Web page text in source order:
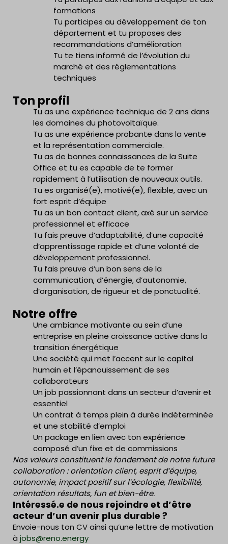
formations
Tu participes au développement de ton
département et tu proposes des
recommandations d’amélioration
Tu te tiens informé de l’évolution du
marché et des réglementations
techniques
Ton profil
Tu as une expérience technique de 2 ans dans
les domaines du photovoltaïque.
Tu as une expérience probante dans la vente
et la représentation commerciale.
Tu as de bonnes connaissances de la Suite
Office et tu es capable de te former
rapidement à l’utilisation de nouveaux outils.
Tu es organisé(e), motivé(e), flexible, avec un
fort esprit d’équipe
Tu as un bon contact client, axé sur un service
professionnel et efficace
Tu fais preuve d’adaptabilité, d’une capacité
d’apprentissage rapide et d’une volonté de
développement professionnel.
Tu fais preuve d’un bon sens de la
communication, d’énergie, d’autonomie,
d’organisation, de rigueur et de ponctualité.
Notre offre
Une ambiance motivante au sein d’une
entreprise en pleine croissance active dans la
transition énergétique
Une société qui met l’accent sur le capital
humain et l’épanouissement de ses
collaborateurs
Un job passionnant dans un secteur d’avenir et
essentiel
Un contrat à temps plein à durée indéterminée
et une stabilité d’emploi
Un package en lien avec ton expérience
composé d’un fixe et de commissions
Nos valeurs constituent le fondement de notre future
collaboration : orientation client, esprit d’équipe,
autonomie, impact positif sur l’écologie, flexibilité,
orientation résultats, fun et bien-être.
Intéressé.e de nous rejoindre et d’être
acteur d’un avenir plus durable ?
Envoie-nous ton CV ainsi qu’une lettre de motivation
à jobs@reno.energy